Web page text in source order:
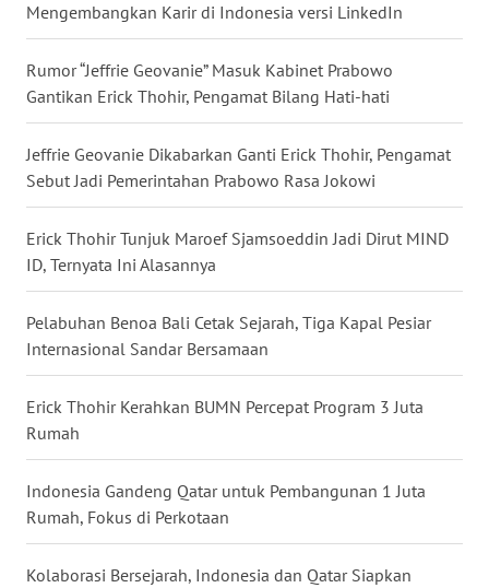
Mengembangkan Karir di Indonesia versi LinkedIn
Rumor “Jeffrie Geovanie” Masuk Kabinet Prabowo
Gantikan Erick Thohir, Pengamat Bilang Hati-hati
Jeffrie Geovanie Dikabarkan Ganti Erick Thohir, Pengamat
Sebut Jadi Pemerintahan Prabowo Rasa Jokowi
Erick Thohir Tunjuk Maroef Sjamsoeddin Jadi Dirut MIND
ID, Ternyata Ini Alasannya
Pelabuhan Benoa Bali Cetak Sejarah, Tiga Kapal Pesiar
Internasional Sandar Bersamaan
Erick Thohir Kerahkan BUMN Percepat Program 3 Juta
Rumah
Indonesia Gandeng Qatar untuk Pembangunan 1 Juta
Rumah, Fokus di Perkotaan
Kolaborasi Bersejarah, Indonesia dan Qatar Siapkan
WN
JATENG
WN
NUSANTARA
WN
JOGJA
WN
WN